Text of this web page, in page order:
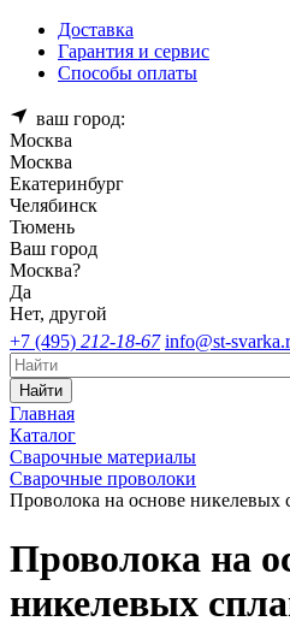
Доставка
Гарантия и сервис
Способы оплаты
ваш город:
Москва
Москва
Екатеринбург
Челябинск
Тюмень
Ваш город
Москва?
Да
Нет, другой
+7 (495) 212-18-67 info@st-
Найти
Главная
Каталог
Сварочные материалы
Сварочные проволоки
Проволока на основе никелевых
Проволока на
никелевых